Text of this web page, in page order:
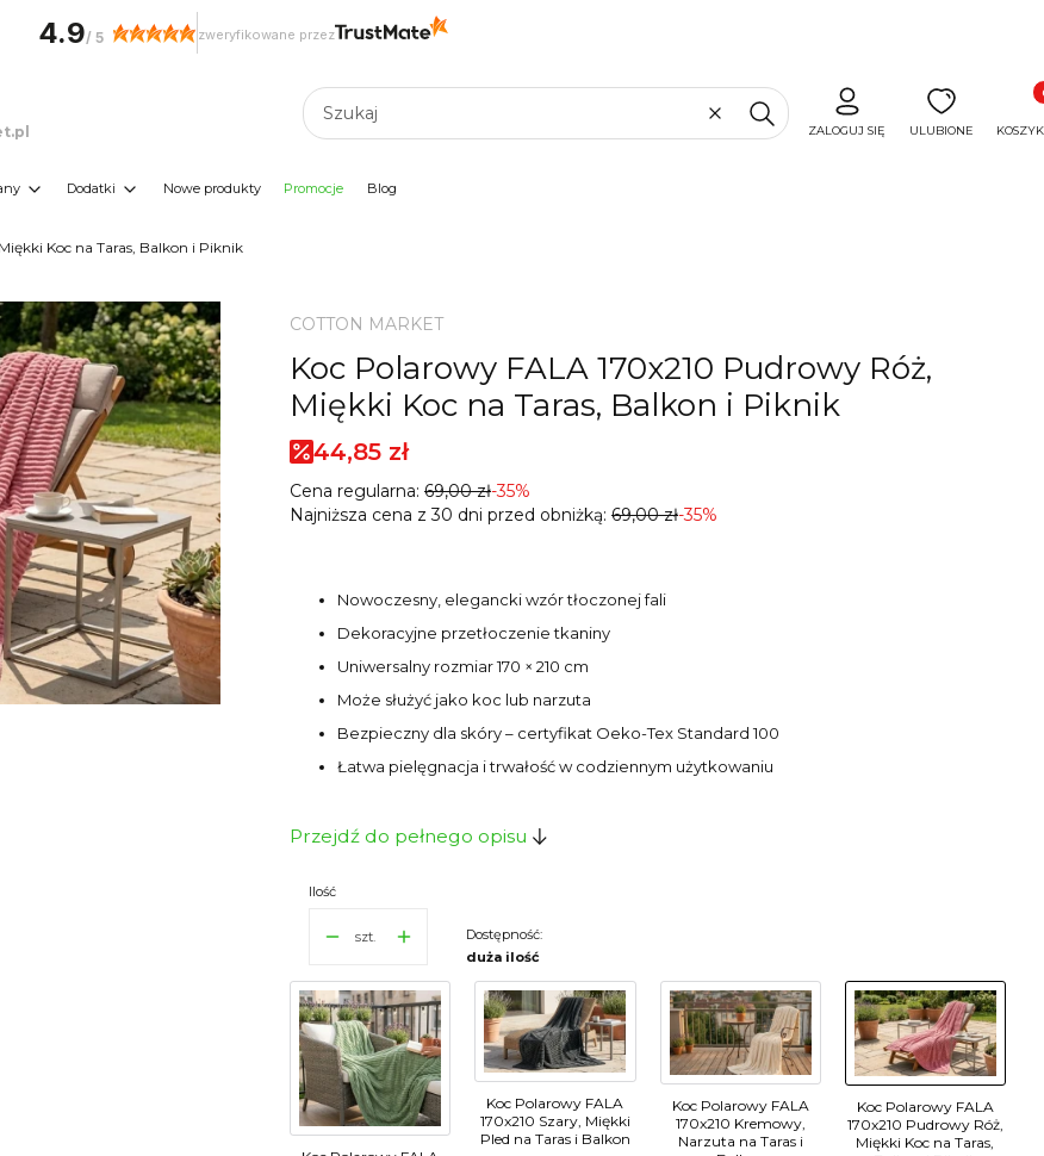
WyczyśćSzukaj ZALOGUJ SIĘ ULUBIONE KOSZYK
Dodatki Nowe produkty Promocje Blog
Koc na Taras, Balkon i Piknik
COTTON MARKET
Koc Polarowy FALA 170x210 Pudrowy Róż,
Miękki Koc na Taras, Balkon i Piknik
44,85 zł
Cena regularna: 69,00 zł-35%
Najniższa cena z 30 dni przed obniżką: 69,00 zł-35%
Nowoczesny, elegancki wzór tłoczonej fali
Dekoracyjne przetłoczenie tkaniny
Uniwersalny rozmiar 170 × 210 cm
Może służyć jako koc lub narzuta
Bezpieczny dla skóry – certyfikat Oeko-Tex Standard 100
Łatwa pielęgnacja i trwałość w codziennym użytkowaniu
Przejdź do pełnego opisu
Ilość
szt.
Dostępność:
duża ilość
Koc Polarowy FALA
170x210 Szary, Miękki
Pled na Taras i Balkon
Koc Polarowy FALA
170x210 Kremowy,
Narzuta na Taras i
Koc Polarowy FALA
170x210 Pudrowy Róż,
Miękki Koc na Taras,
4.9/ 5 zweryfikowane przez